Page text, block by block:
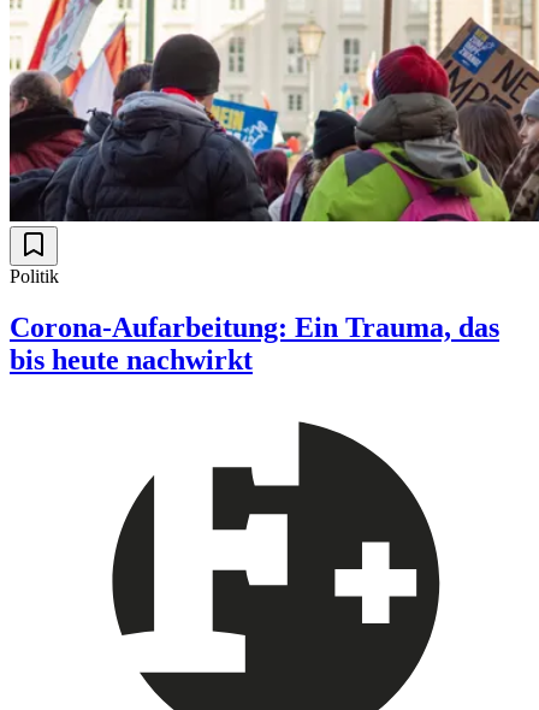
Politik
Corona-Aufarbeitung: Ein Trauma, das
bis heute nachwirkt